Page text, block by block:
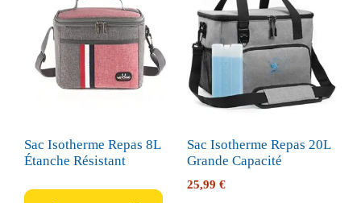
Sac Isotherme Repas 8L
Étanche Résistant
Sac Isotherme Repas 20L
Grande Capacité
25,99 €